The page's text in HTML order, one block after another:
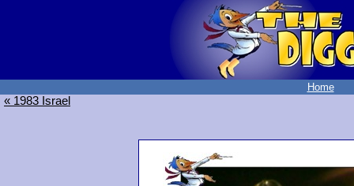
Home
« 1983 Israel